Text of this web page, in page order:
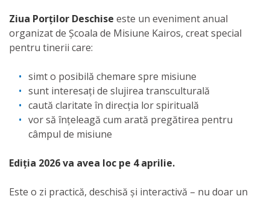
Ziua Porților Deschise este un eveniment anual
organizat de Școala de Misiune Kairos, creat special
pentru tinerii care:
simt o posibilă chemare spre misiune
sunt interesați de slujirea transculturală
caută claritate în direcția lor spirituală
vor să înțeleagă cum arată pregătirea pentru
câmpul de misiune
Ediția 2026 va avea loc pe 4 aprilie.
Este o zi practică, deschisă și interactivă – nu doar un